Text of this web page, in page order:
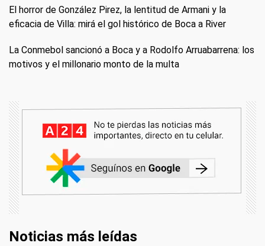
El horror de González Pirez, la lentitud de Armani y la
eficacia de Villa: mirá el gol histórico de Boca a River
La Conmebol sancionó a Boca y a Rodolfo Arruabarrena: los
motivos y el millonario monto de la multa
Noticias más leídas